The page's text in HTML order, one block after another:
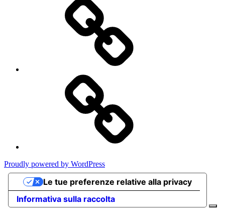
Proudly powered by WordPress
Informativa sulla raccolta
Le tue preferenze relative alla privacy